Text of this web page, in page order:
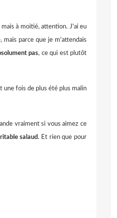
mais à moitié, attention. J'ai eu
parce que je m'attendais
pas, ce qui est plutôt
une fois de plus été plus malin
vraiment si vous aimez ce
salaud . Et rien que pour